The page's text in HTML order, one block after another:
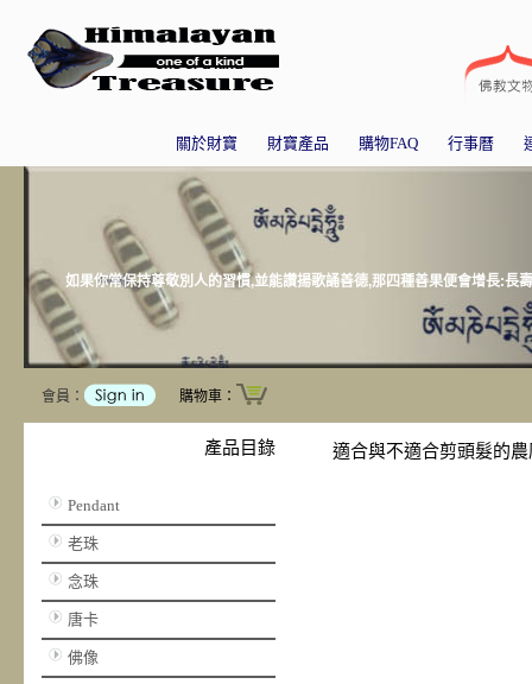
關於財寶 財寶產品 購物FAQ 行事曆
如果你常保持尊敬別人的習慣,並能讚揚歌誦善德,那四種善果便會增長:長
會員： 購物車：
產品目錄
Pendant
老珠
念珠
唐卡
佛像
適合與不適合剪頭髮的